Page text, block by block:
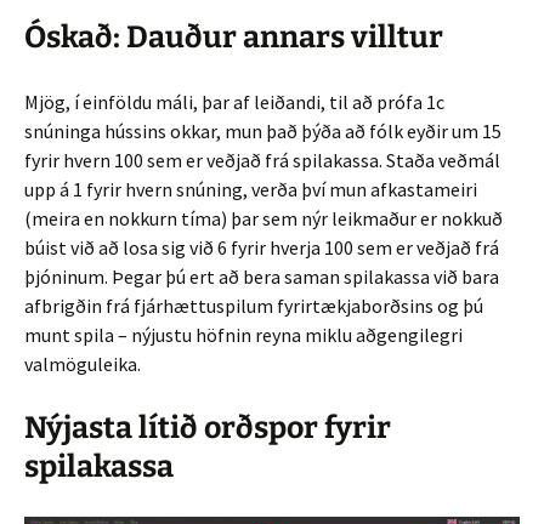
Óskað: Dauður annars villtur
Mjög, í einföldu máli, þar af leiðandi, til að prófa 1c
snúninga hússins okkar, mun það þýða að fólk eyðir um 15
fyrir hvern 100 sem er veðjað frá spilakassa. Staða veðmál
upp á 1 fyrir hvern snúning, verða því mun afkastameiri
(meira en nokkurn tíma) þar sem nýr leikmaður er nokkuð
búist við að losa sig við 6 fyrir hverja 100 sem er veðjað frá
þjóninum. Þegar þú ert að bera saman spilakassa við bara
afbrigðin frá fjárhættuspilum fyrirtækjaborðsins og þú
munt spila – nýjustu höfnin reyna miklu aðgengilegri
valmöguleika.
Nýjasta lítið orðspor fyrir
spilakassa